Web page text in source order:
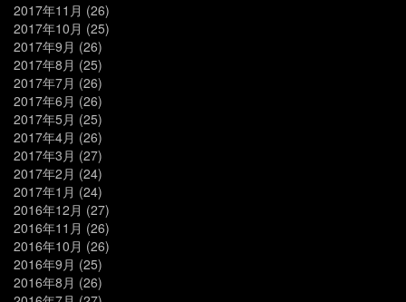
2017年11月 (26)
2017年10月 (25)
2017年9月 (26)
2017年8月 (25)
2017年7月 (26)
2017年6月 (26)
2017年5月 (25)
2017年4月 (26)
2017年3月 (27)
2017年2月 (24)
2017年1月 (24)
2016年12月 (27)
2016年11月 (26)
2016年10月 (26)
2016年9月 (25)
2016年8月 (26)